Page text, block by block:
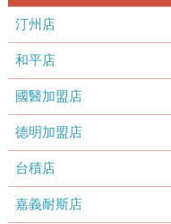
汀州店
和平店
國醫加盟店
德明加盟店
台積店
嘉義耐斯店